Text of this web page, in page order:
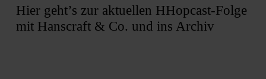
Hier geht’s zur aktuellen HHopcast-Folge
mit Hanscraft & Co. und ins Archiv